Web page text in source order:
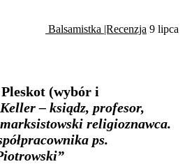
Balsamistka |Recenzja 9 lipca
(wybór i
– ksiądz, profesor,
religioznawca.
ps.